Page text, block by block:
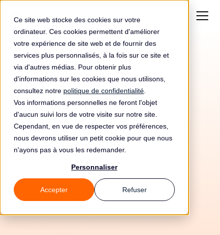
Ce site web stocke des cookies sur votre
ordinateur. Ces cookies permettent d'améliorer
votre expérience de site web et de fournir des
services plus personnalisés, à la fois sur ce site et
via d'autres médias. Pour obtenir plus
d'informations sur les cookies que nous utilisons,
consultez notre politique de confidentialité
Vos informations personnelles ne feront l'objet
d'aucun suivi lors de votre visite sur notre site.
Cependant, en vue de respecter vos préférences,
nous devrons utiliser un petit cookie pour que nous
n'ayons pas à vous les redemander.
Personnaliser
Accepter Refuser
15/5/26